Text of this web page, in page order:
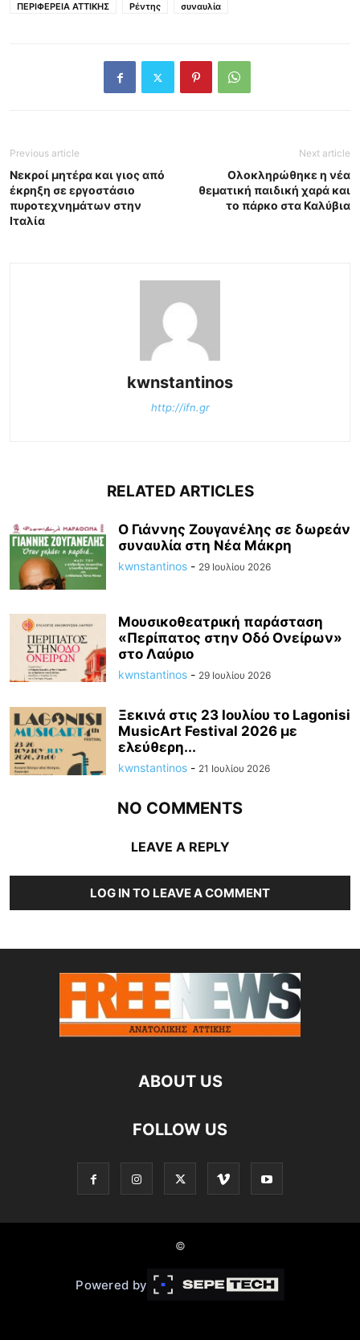
ΠΕΡΙΦΕΡΕΙΑ ΑΤΤΙΚΗΣ
Ρέντης συναυλία
Previous article
Νεκροί μητέρα και γιος από
έκρηξη σε εργοστάσιο
πυροτεχνημάτων στην
Ιταλία
Next article
Ολοκληρώθηκε η νέα
θεματική παιδική χαρά και
το πάρκο στα Καλύβια
kwnstantinos
http://ifn.gr
RELATED ARTICLES
Ο Γιάννης Ζουγανέλης σε δωρεάν
συναυλία στη Νέα Μάκρη
kwnstantinos - 29 Ιουλίου 2026
Μουσικοθεατρική παράσταση
«Περίπατος στην Οδό Ονείρων»
στο Λαύριο
kwnstantinos - 29 Ιουλίου 2026
Ξεκινά στις 23 Ιουλίου το Lagonisi
MusicArt Festival 2026 με
ελεύθερη...
kwnstantinos - 21 Ιουλίου 2026
NO COMMENTS
LEAVE A REPLY
LOG IN TO LEAVE A COMMENT
ABOUT US
FOLLOW US
©
Powered by